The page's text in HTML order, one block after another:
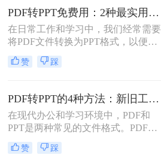
辑功能和动态展示效果。那么PDF如
何转PPT呢？本文将介绍三种将PDF
转换为PPT的方法，帮助您轻松完成
这一任务。
PDF转PPT免费用：2种最实用的操作路径和避坑要点！
在日常工作和学习中，我们经常需要
将PDF文件转换为PPT格式，以便进
行演示或编辑。那么怎么把pdf转换成
ppt免费呢？本文将介绍两种免费将
完成转换任务。
赞 踩
PDF转PPT的4种方法：新旧工具对比，哪个更适合批量转换！
在现代办公和学习环境中，PDF和
PPT是两种常见的文件格式。PDF文
件因其跨平台性和不易修改性而广受
欢迎，而PPT则因其强大的演示功能
赞 踩